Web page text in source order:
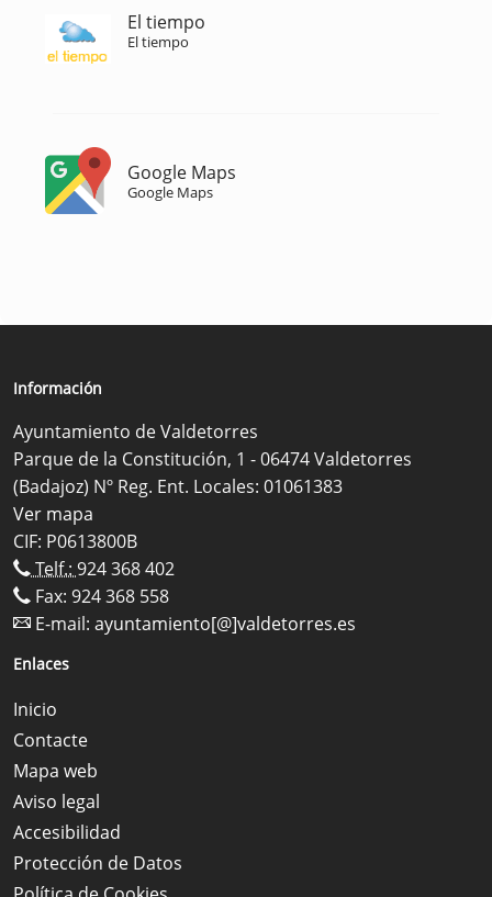
El tiempo
El tiempo
Google Maps
Google Maps
Información
Ayuntamiento de Valdetorres
Parque de la Constitución, 1 - 06474 Valdetorres
(Badajoz) Nº Reg. Ent. Locales: 01061383
Ver mapa
CIF: P0613800B
Telf.: 924 368 402
Fax: 924 368 558
E-mail: ayuntamiento[@]valdetorres.es
Enlaces
Inicio
Contacte
Mapa web
Aviso legal
Accesibilidad
Protección de Datos